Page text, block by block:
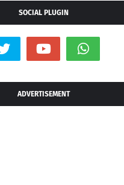
SOCIAL PLUGIN
ADVERTISEMENT